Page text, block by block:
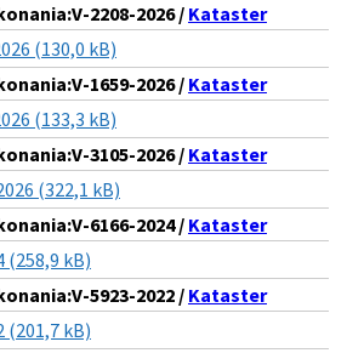
2208-2026 / Kataster
(130,0 kB)
1659-2026 / Kataster
(133,3 kB)
3105-2026 / Kataster
(322,1 kB)
6166-2024 / Kataster
(258,9 kB)
5923-2022 / Kataster
(201,7 kB)